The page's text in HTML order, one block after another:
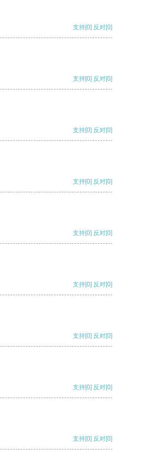
支持[0] 反对[0]
支持[0] 反对[0]
支持[0] 反对[0]
支持[0] 反对[0]
支持[0] 反对[0]
支持[0] 反对[0]
支持[0] 反对[0]
支持[0] 反对[0]
支持[0] 反对[0]